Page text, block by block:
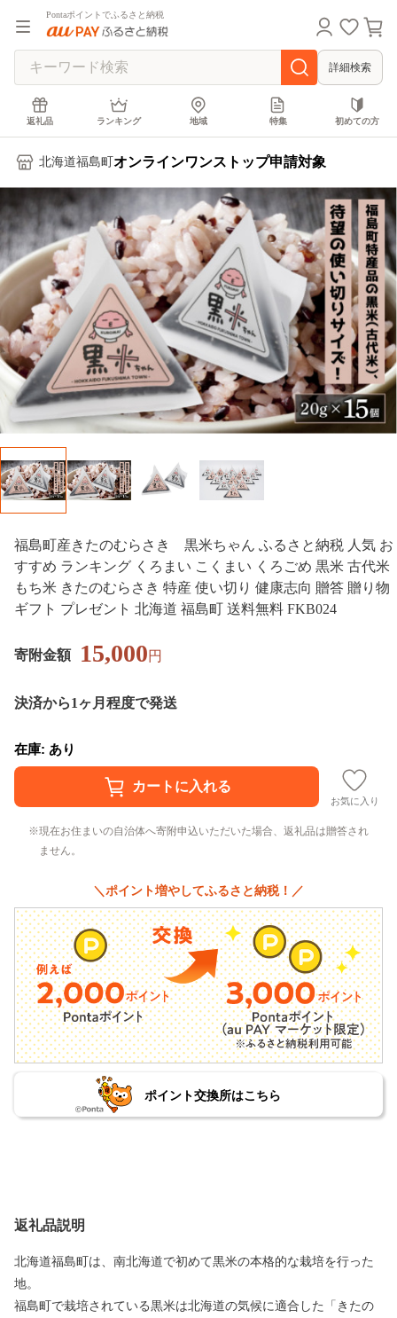
Pontaポイントでふるさと納税
詳細検索
返礼品 ランキング 地域 特集 初めての方
北海道福島町 オンラインワンストップ申請対象
福島町産きたのむらさき 黒米ちゃん ふるさと納税 人気 お
すすめ ランキング くろまい こくまい くろごめ 黒米 古代米
もち米 きたのむらさき 特産 使い切り 健康志向 贈答 贈り物
ギフト プレゼント 北海道 福島町 送料無料 FKB024
寄附金額 15,000円
決済から1ヶ月程度で発送
在庫: あり
お気に入り
現在お住まいの自治体へ寄附申込いただいた場合、返礼品は贈答され
ません。
＼ポイント増やしてふるさと納税！／
ポイント交換所はこちら
返礼品説明
北海道福島町は、南北海道で初めて黒米の本格的な栽培を行った
地。
福島町で栽培されている黒米は北海道の気候に適合した「きたの